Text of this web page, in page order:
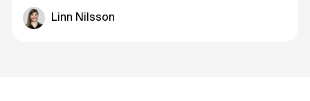
Linn Nilsson